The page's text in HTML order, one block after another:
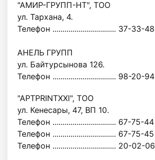
"АМИР-ГРУПП-НТ", ТОО
ул. Тархана, 4.
Телефон ................................ 37-33-48
АНЕЛЬ ГРУПП
ул. Байтурсынова 126.
Телефон ................................ 98-20-94
"АРТPRINTXXI", ТОО
ул. Кенесары, 47, ВП 10.
Телефон ................................ 67-75-44
Телефон ................................ 67-75-45
Телефон ................................ 20-02-06